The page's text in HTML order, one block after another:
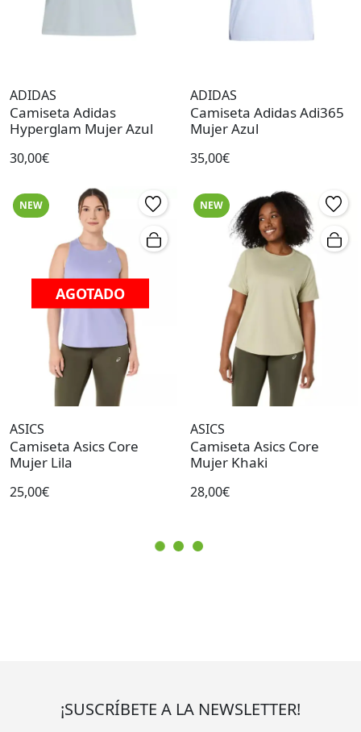
ADIDAS
Camiseta Adidas
Hyperglam Mujer Azul
30,00€
ADIDAS
Camiseta Adidas Adi365
Mujer Azul
35,00€
NEW
AGOTADO
ASICS
Camiseta Asics Core
Mujer Lila
25,00€
NEW
ASICS
Camiseta Asics Core
Mujer Khaki
28,00€
¡SUSCRÍBETE A LA NEWSLETTER!